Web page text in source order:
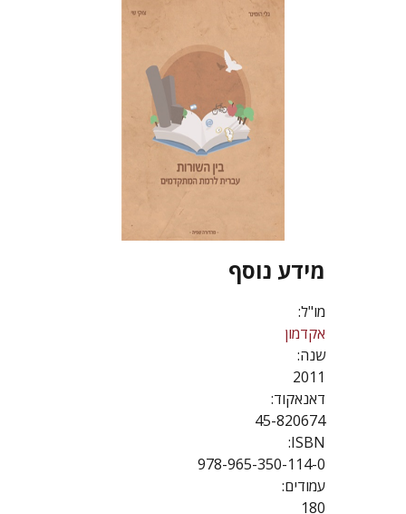
מידע נוסף
מו"ל:
אקדמון
שנה:
2011
דאנאקוד:
45-820674
ISBN:
978-965-350-114-0
עמודים:
180